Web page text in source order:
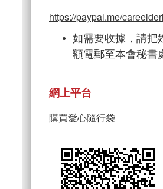
https://paypal.me/
如需要收據，請把
額電郵至本會秘書
網上平台
購買愛心隨行袋